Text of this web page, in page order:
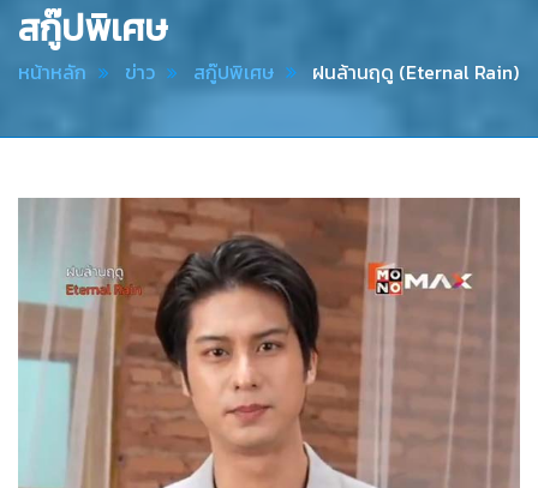
สกู๊ปพิเศษ
หน้าหลัก ข่าว สกู๊ปพิเศษ ฝนล้านฤดู (Eternal Rain)